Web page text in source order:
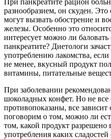
разнообразием, он скуден.
могут вызвать обострение и
железы. Особенно это
интересует можно ли
панкреатите? Диетологи
употреблению лакомства,
не менее, вкусный продукт
витамины, питательные
При заболевании
шоколадных конфет. Но не все
противопоказаны, все
поговорим о том, можно ли
том, какой продукт
употребления каких сладостей